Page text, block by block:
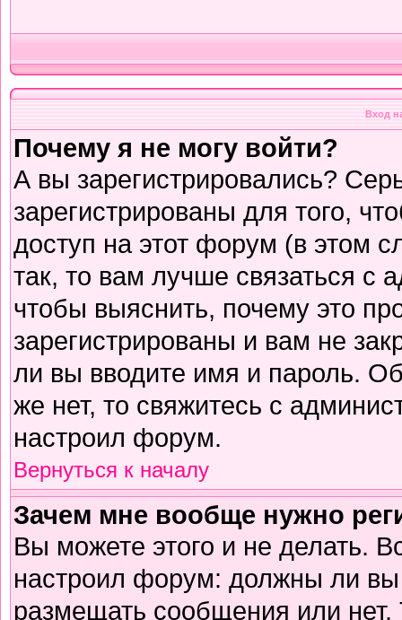
Вход
Почему я не могу войти?
А вы зарегистрировались?
зарегистрированы для того,
доступ на этот форум (в этом
так, то вам лучше связаться с
чтобы выяснить, почему это
зарегистрированы и вам не
ли вы вводите имя и пароль.
же нет, то свяжитесь с
настроил форум.
Вернуться к началу
Зачем мне вообще нужно
Вы можете этого и не делать.
настроил форум: должны ли вы
размещать сообщения или